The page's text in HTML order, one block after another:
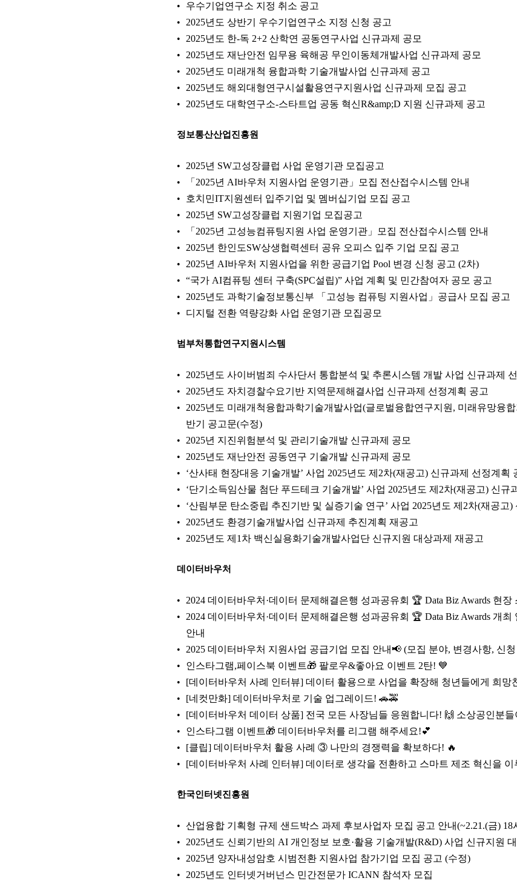
우수기업연구소 지정 취소 공고
2025년도 상반기 우수기업연구소 지정 신청 공고
2025년도 한-독 2+2 산학연 공동연구사업 신규과제 공모
2025년도 재난안전 임무용 육해공 무인이동체개발사업 신규과제 공모
2025년도 미래개척 융합과학 기술개발사업 신규과제 공고
2025년도 해외대형연구시설활용연구지원사업 신규과제 모집 공고
2025년도 대학연구소-스타트업 공동 혁신R&amp;D 지원 신규과제 공고
정보통산산업진흥원
2025년 SW고성장클럽 사업 운영기관 모집공고
「2025년 AI바우처 지원사업 운영기관」모집 전산접수시스템 안내
호치민IT지원센터 입주기업 및 멤버십기업 모집 공고
2025년 SW고성장클럽 지원기업 모집공고
「2025년 고성능컴퓨팅지원 사업 운영기관」모집 전산접수시스템 안내
2025년 한인도SW상생협력센터 공유 오피스 입주 기업 모집 공고
2025년 AI바우처 지원사업을 위한 공급기업 Pool 변경 신청 공고 (2차)
“국가 AI컴퓨팅 센터 구축(SPC설립)” 사업 계획 및 민간참여자 공모 공고
2025년도 과학기술정보통신부 「고성능 컴퓨팅 지원사업」공급사 모집 공고
디지털 전환 역량강화 사업 운영기관 모집공모
범부처통합연구지원시스템
2025년도 사이버범죄 수사단서 통합분석 및 추론시스템 개발 사업 신규과제
2025년도 자치경찰수요기반 지역문제해결사업 신규과제 선정계획 공고
2025년도 미래개척융합과학기술개발사업(글로벌융합연구지원, 미래유망융
반기 공고문(수정)
2025년 지진위험분석 및 관리기술개발 신규과제 공모
2025년도 재난안전 공동연구 기술개발 신규과제 공모
‘산사태 현장대응 기술개발’ 사업 2025년도 제2차(재공고) 신규과제 선정계획
‘단기소득임산물 첨단 푸드테크 기술개발’ 사업 2025년도 제2차(재공고) 신규
‘산림부문 탄소중립 추진기반 및 실증기술 연구’ 사업 2025년도 제2차(재공고
2025년도 환경기술개발사업 신규과제 추진계획 재공고
2025년도 제1차 백신실용화기술개발사업단 신규지원 대상과제 재공고
데이터바우처
2024 데이터바우처·데이터 문제해결은행 성과공유회 🏆 Data Biz Awards 현장
2024 데이터바우처·데이터 문제해결은행 성과공유회 🏆 Data Biz Awards 개
안내
2025 데이터바우처 지원사업 공급기업 모집 안내📢 (모집 분야, 변경사항, 신
인스타그램,페이스북 이벤트🎁 팔로우&좋아요 이벤트 2탄! 💙
[데이터바우처 사례 인터뷰] 데이터 활용으로 사업을 확장해 청년들에게 희망
[네컷만화] 데이터바우처로 기술 업그레이드! 🚗🚕
[데이터바우처 데이터 상품] 전국 모든 사장님들 응원합니다! 🙌 소상공인분
인스타그램 이벤트🎁 데이터바우처를 리그램 해주세요!💕
[클립] 데이터바우처 활용 사례 ③ 나만의 경쟁력을 확보하다! 🔥
[데이터바우처 사례 인터뷰] 데이터로 생각을 전환하고 스마트 제조 혁신을 이
한국인터넷진흥원
산업융합 기획형 규제 샌드박스 과제 후보사업자 모집 공고 안내(~2.21.(금) 18
2025년도 신뢰기반의 AI 개인정보 보호·활용 기술개발(R&D) 사업 신규지원
2025년 양자내성암호 시범전환 지원사업 참가기업 모집 공고 (수정)
2025년도 인터넷거버넌스 민간전문가 ICANN 참석자 모집